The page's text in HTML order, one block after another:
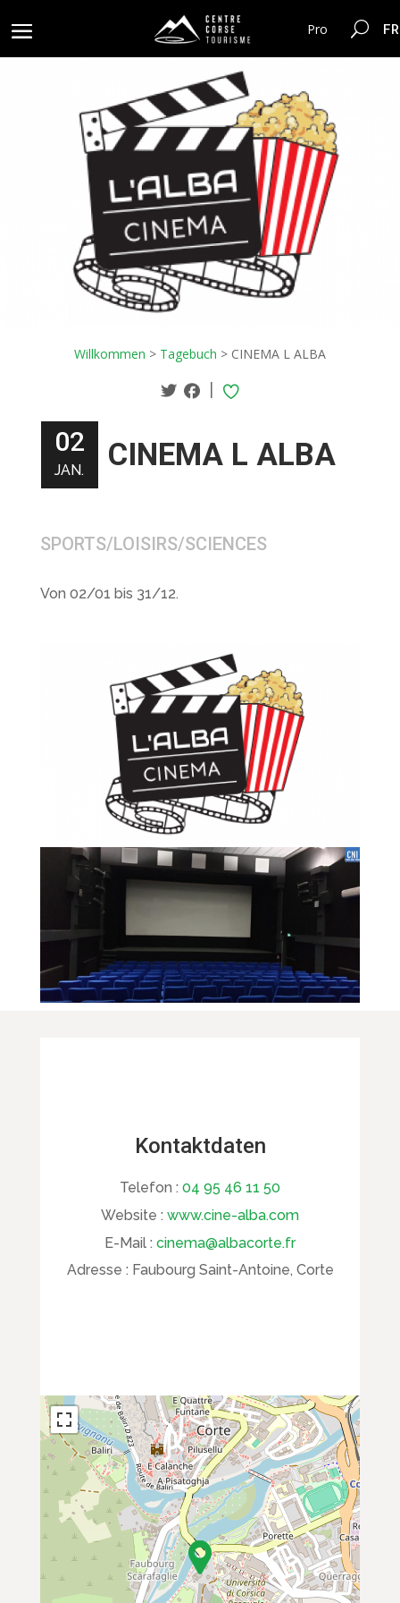
Pro
Willkommen > Tagebuch > CINEMA L ALBA
|
02
JAN. CINEMA L ALBA
SPORTS/LOISIRS/SCIENCES
Von 02/01 bis 31/12.
Kontaktdaten
Telefon : 04 95 46 11 50
Website : www.cine-alba.com
E-Mail : cinema@albacorte.fr
Adresse : Faubourg Saint-Antoine, Corte